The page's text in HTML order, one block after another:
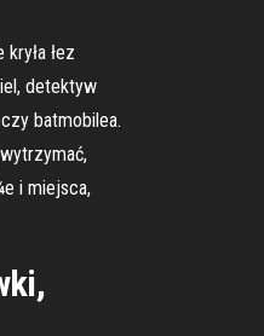
łez
detektyw
batmobilea.
i miejsca,